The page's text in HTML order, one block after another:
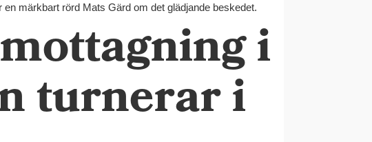
märkbart rörd Mats Gärd om det glädjande beskedet.
i
turnerar i